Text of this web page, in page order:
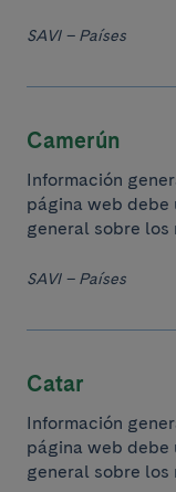
SAVI – Países
Camerún
Información
página web debe
general sobre los
SAVI – Países
Catar
Información
página web debe
general sobre los